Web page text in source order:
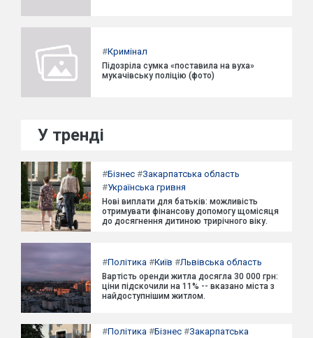
#Кримінал
Підозріла сумка «поставила на вуха»
мукачівську поліцію (фото)
У тренді
#Бізнес #Закарпатська область
#Українська гривня
Нові виплати для батьків: можливість
отримувати фінансову допомогу щомісяця
до досягнення дитиною трирічного віку.
#Політика #Київ #Львівська область
Вартість оренди житла досягла 30 000 грн:
ціни підскочили на 11% -- вказано міста з
найдоступнішим житлом.
#Політика #Бізнес #Закарпатська